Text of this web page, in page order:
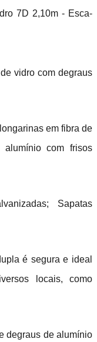
7D 2,10m - Esca-
vidro com degraus
em fibra de
com frisos
Sapatas
é segura e ideal
locais, como
degraus de alumínio